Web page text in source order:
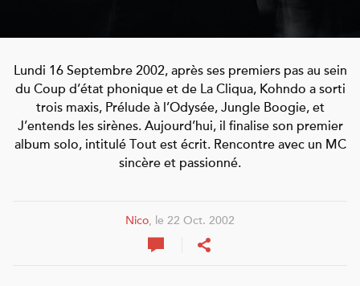
Lundi 16 Septembre 2002, après ses premiers pas au sein
du Coup d’état phonique et de La Cliqua, Kohndo a sorti
trois maxis, Prélude à l’Odysée, Jungle Boogie, et
J’entends les sirènes. Aujourd’hui, il finalise son premier
album solo, intitulé Tout est écrit. Rencontre avec un MC
sincère et passionné.
Nico, le 22 Oct. 2002